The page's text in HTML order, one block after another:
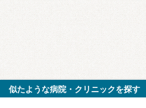
似たような病院・クリニックを探す